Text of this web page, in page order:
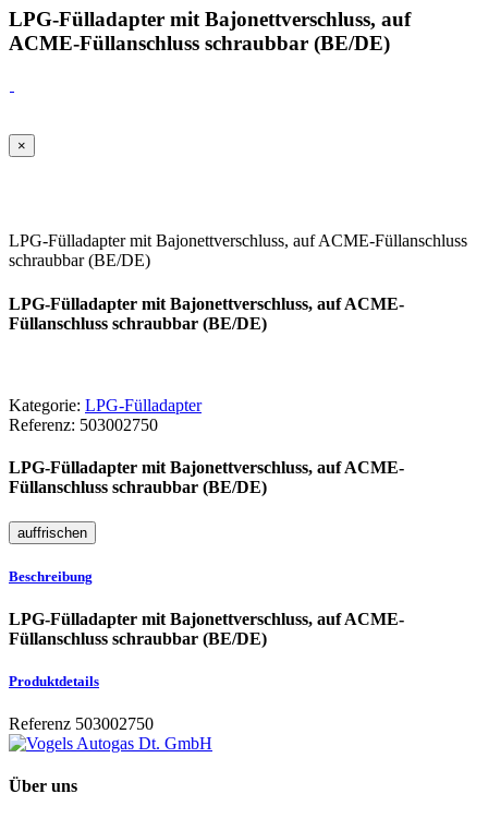
LPG-Fülladapter mit Bajonettverschluss, auf
ACME-Füllanschluss schraubbar (BE/DE)
×
LPG-Fülladapter mit Bajonettverschluss, auf ACME-Füllanschluss
schraubbar (BE/DE)
LPG-Fülladapter mit Bajonettverschluss, auf ACME-
Füllanschluss schraubbar (BE/DE)
Kategorie: LPG-Fülladapter
Referenz: 503002750
LPG-Fülladapter mit Bajonettverschluss, auf ACME-
Füllanschluss schraubbar (BE/DE)
Beschreibung
LPG-Fülladapter mit Bajonettverschluss, auf ACME-
Füllanschluss schraubbar (BE/DE)
Produktdetails
Referenz 503002750
Über uns